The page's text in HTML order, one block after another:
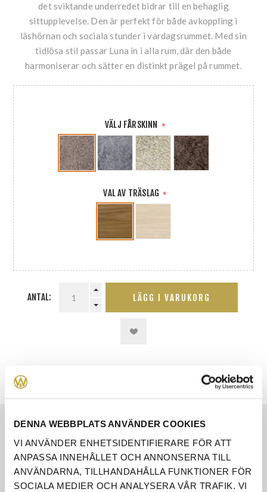
DENNA WEBBPLATS ANVÄNDER COOKIES
VI ANVÄNDER ENHETSIDENTIFIERARE FÖR ATT
ANPASSA INNEHÅLLET OCH ANNONSERNA TILL
ANVÄNDARNA, TILLHANDAHÅLLA FUNKTIONER FÖR
SOCIALA MEDIER OCH ANALYSERA VÅR TRAFIK. VI
det sviktande underredet bidrar till en behaglig
sittupplevelse. Den är perfekt för både avkoppling i
läshörnan och sociala stunder i vardagsrummet. Med sin
tidlösa stil passar Luna in i alla rum, där den både
harmoniserar och sätter en distinkt prägel på rummet.
VÄLJ FÅRSKINN *
VAL AV TRÄSLAG *
ANTAL: LÄGG I VARUKORG
EGENSKAPER
RECENSIONER
ÅNGERRÄTT